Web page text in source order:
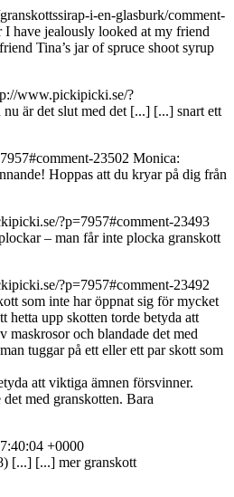
i-en-glasburk/comment-
I have jealously looked at my friend
Tina’s jar of spruce shoot syrup
www.pickipicki.se/?
är det slut med det [...] [...] snart ett
23502 Monica:
Hoppas att du kryar på dig från
?p=7957#comment-23493
– man får inte plocka granskott
?p=7957#comment-23492
som inte har öppnat sig för mycket
hetta upp skotten torde betyda att
och blandade det med
tuggar på ett eller ett par skott som
att viktiga ämnen försvinner.
med granskotten. Bara
+0000
[...] [...] mer granskott